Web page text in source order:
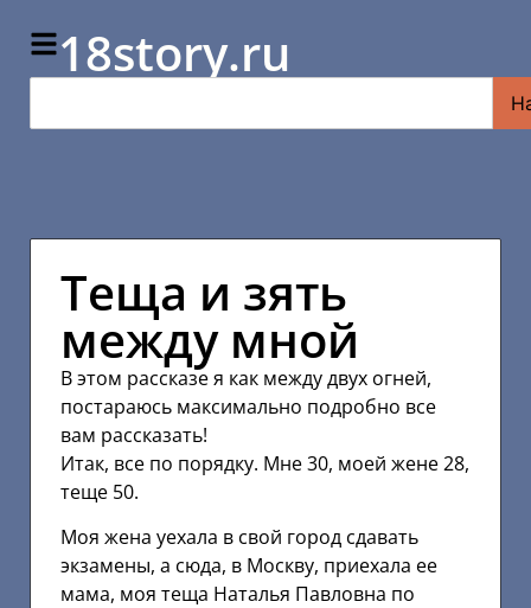
18story.ru
Теща и зять
между мной
В этом рассказе я как между двух огней,
постараюсь максимально подробно все
вам рассказать!
Итак, все по порядку. Мне 30, моей жене 28,
теще 50.
Моя жена уехала в свой город сдавать
экзамены, а сюда, в Москву, приехала ее
мама, моя теща Наталья Павловна по